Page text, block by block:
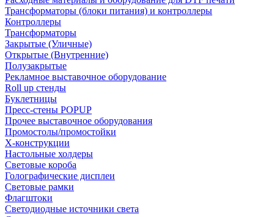
Трансформаторы (блоки питания) и контроллеры
Контроллеры
Трансформаторы
Закрытые (Уличные)
Открытые (Внутренние)
Полузакрытые
Рекламное выставочное оборудование
Roll up стенды
Буклетницы
Пресс-стены POPUP
Прочее выставочное оборудования
Промостолы/промостойки
Х-конструкции
Настольные холдеры
Световые короба
Голографические дисплеи
Световые рамки
Флагштоки
Светодиодные источники света